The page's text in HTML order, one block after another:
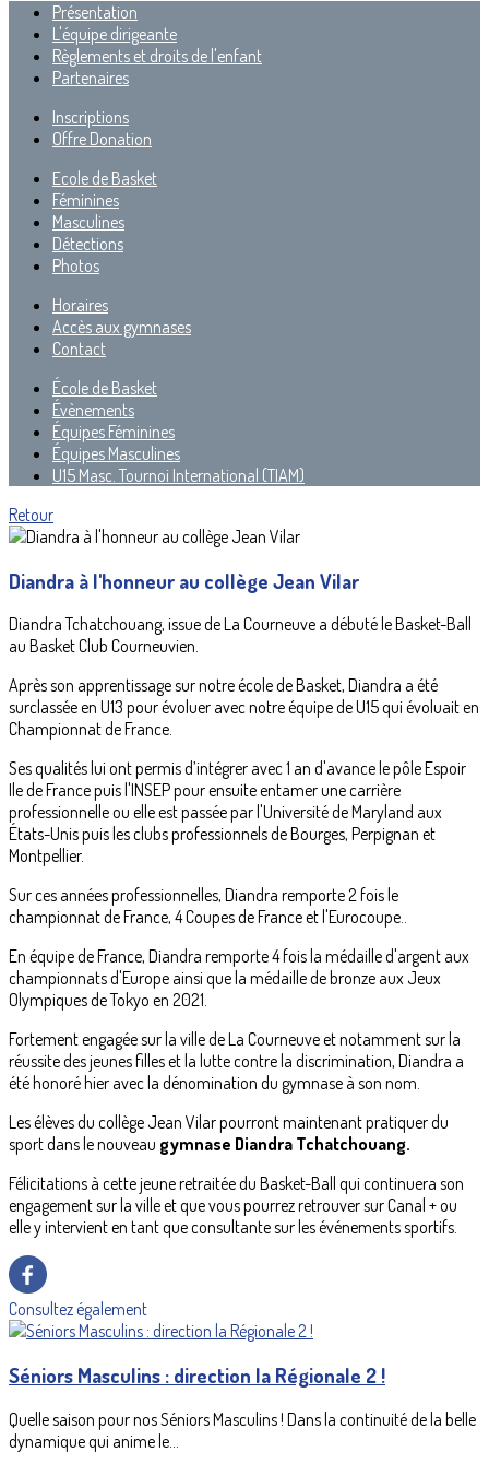
Présentation
L'équipe dirigeante
Règlements et droits de l'enfant
Partenaires
Inscriptions
Offre Donation
Ecole de Basket
Féminines
Masculines
Détections
Photos
Horaires
Accès aux gymnases
Contact
École de Basket
Évènements
Équipes Féminines
Équipes Masculines
U15 Masc. Tournoi International (TIAM)
Retour
Diandra à l'honneur au collège Jean Vilar
Diandra Tchatchouang, issue de La Courneuve a débuté le Basket-Ball
au Basket Club Courneuvien.
Après son apprentissage sur notre école de Basket, Diandra a été
surclassée en U13 pour évoluer avec notre équipe de U15 qui évoluait en
Championnat de France.
Ses qualités lui ont permis d’intégrer avec 1 an d'avance le pôle Espoir
Ile de France puis l'INSEP pour ensuite entamer une carrière
professionnelle ou elle est passée par l'Université de Maryland aux
États-Unis puis les clubs professionnels de Bourges, Perpignan et
Montpellier.
Sur ces années professionnelles, Diandra remporte 2 fois le
championnat de France, 4 Coupes de France et l'Eurocoupe..
En équipe de France, Diandra remporte 4 fois la médaille d'argent aux
championnats d'Europe ainsi que la médaille de bronze aux Jeux
Olympiques de Tokyo en 2021.
Fortement engagée sur la ville de La Courneuve et notamment sur la
réussite des jeunes filles et la lutte contre la discrimination, Diandra a
été honoré hier avec la dénomination du gymnase à son nom.
Les élèves du collège Jean Vilar pourront maintenant pratiquer du
sport dans le nouveau gymnase Diandra Tchatchouang.
Félicitations à cette jeune retraitée du Basket-Ball qui continuera son
engagement sur la ville et que vous pourrez retrouver sur Canal + ou
elle y intervient en tant que consultante sur les événements sportifs.
Consultez également
Séniors Masculins : direction la Régionale 2 !
Quelle saison pour nos Séniors Masculins ! Dans la continuité de la belle
dynamique qui anime le...